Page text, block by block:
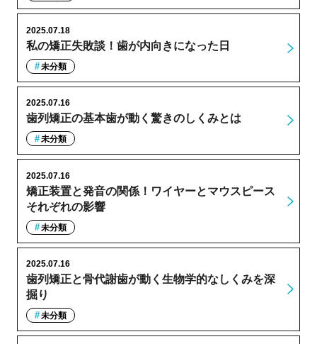
私の矯正失敗談！歯が内向きになった日
2025.07.18
未分類
歯列矯正の基本歯が動く驚きのしくみとは
2025.07.16
未分類
矯正装置と発音の関係！ワイヤーとマウスピース
それぞれの影響
2025.07.16
未分類
歯列矯正と骨代謝歯が動く生物学的なしくみを深
掘り
2025.07.16
未分類